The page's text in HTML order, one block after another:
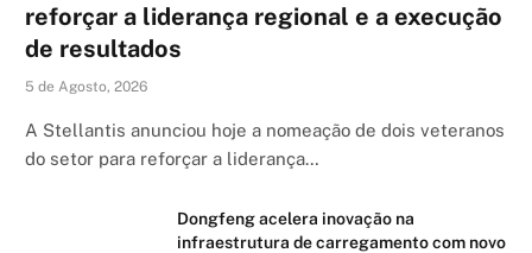
reforçar a liderança regional e a execução
de resultados
5 de Agosto, 2026
A Stellantis anunciou hoje a nomeação de dois veteranos
do setor para reforçar a liderança…
Dongfeng acelera inovação na
infraestrutura de carregamento com novo